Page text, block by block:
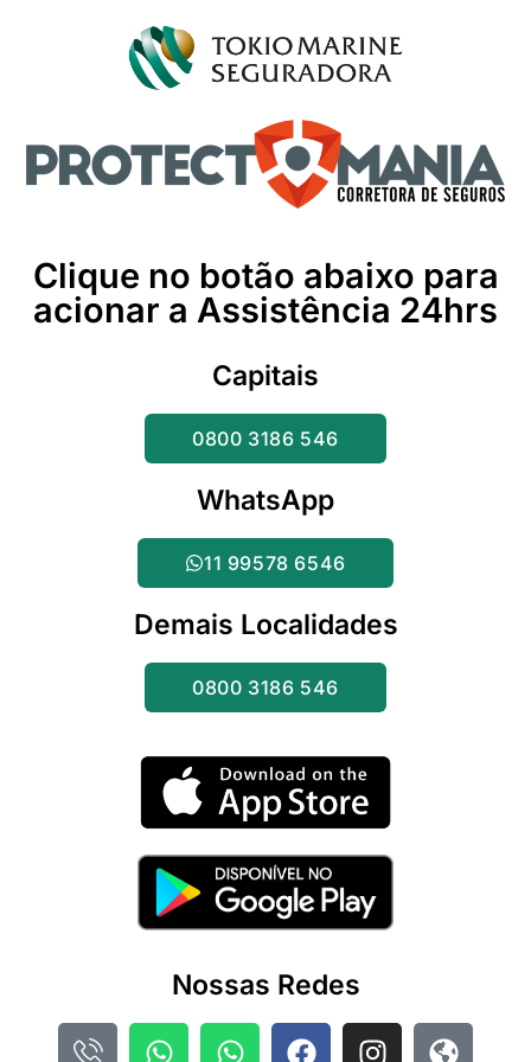
Clique no botão abaixo para
acionar a Assistência 24hrs
Capitais
0800 3186 546
WhatsApp
11 99578 6546
Demais Localidades
0800 3186 546
Nossas Redes